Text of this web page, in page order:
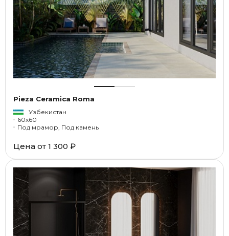
Pieza Ceramica Roma
Узбекистан
60x60
Под мрамор, Под камень
Цена от 1 300 ₽